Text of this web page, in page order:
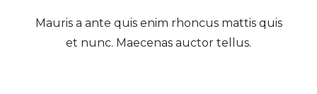
Mauris a ante quis enim rhoncus mattis quis
et nunc. Maecenas auctor tellus.